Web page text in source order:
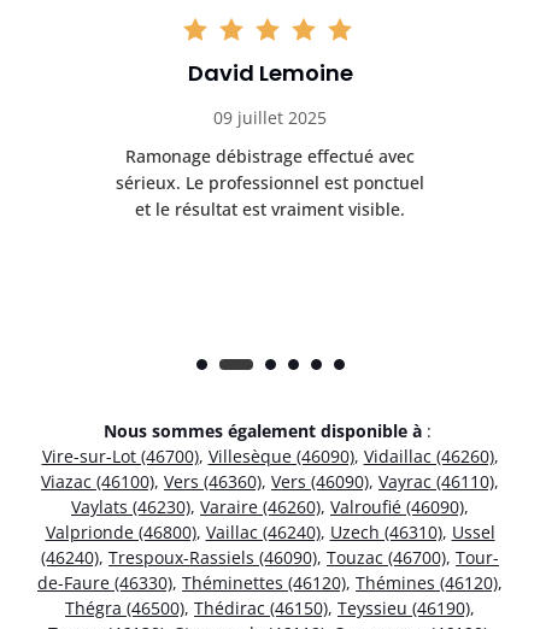
David Lemoine
09 juillet 2025
Ramonage débistrage effectué avec
sérieux. Le professionnel est ponctuel
et le résultat est vraiment visible.
Nous sommes également disponible à :
Vire-sur-Lot (46700), Villesèque (46090), Vidaillac (46260),
Viazac (46100), Vers (46360), Vers (46090), Vayrac (46110),
Vaylats (46230), Varaire (46260), Valroufié (46090),
Valprionde (46800), Vaillac (46240), Uzech (46310), Ussel
(46240), Trespoux-Rassiels (46090), Touzac (46700), Tour-
de-Faure (46330), Théminettes (46120), Thémines (46120),
Thégra (46500), Thédirac (46150), Teyssieu (46190),